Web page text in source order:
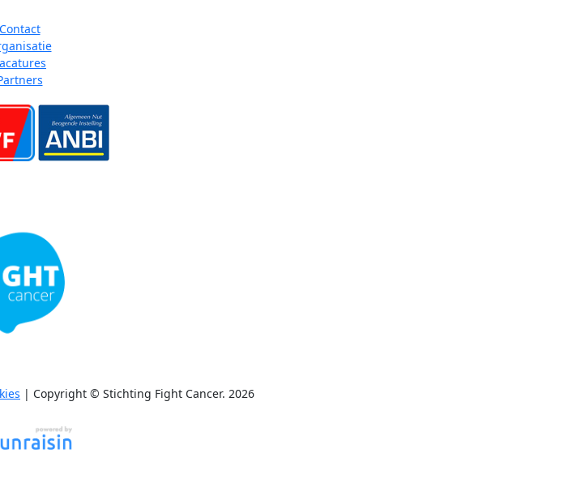
Contact
| Copyright © Stichting Fight Cancer. 2026